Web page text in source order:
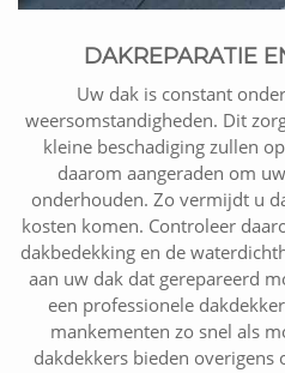
DAKREPARATIE
Uw dak is constant
weersomstandigheden. Dit
kleine beschadiging zullen
daarom aangeraden om
onderhouden. Zo vermijdt u
kosten komen. Controleer
dakbedekking en de
aan uw dak dat gerepareerd
een professionele
mankementen zo snel als
dakdekkers bieden